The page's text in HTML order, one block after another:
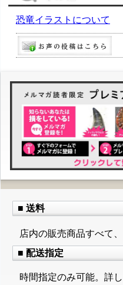
恐竜イラストについて
■ 送料
店内の販売商品すべて、
■ 配送指定
時間指定のみ可能。詳